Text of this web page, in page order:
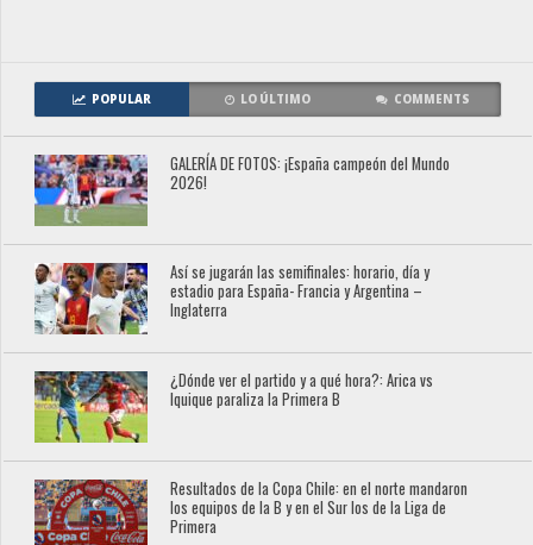
POPULAR LO ÚLTIMO COMMENTS
GALERÍA DE FOTOS: ¡España campeón del Mundo
2026!
Así se jugarán las semifinales: horario, día y
estadio para España- Francia y Argentina –
Inglaterra
¿Dónde ver el partido y a qué hora?: Arica vs
Iquique paraliza la Primera B
Resultados de la Copa Chile: en el norte mandaron
los equipos de la B y en el Sur los de la Liga de
Primera